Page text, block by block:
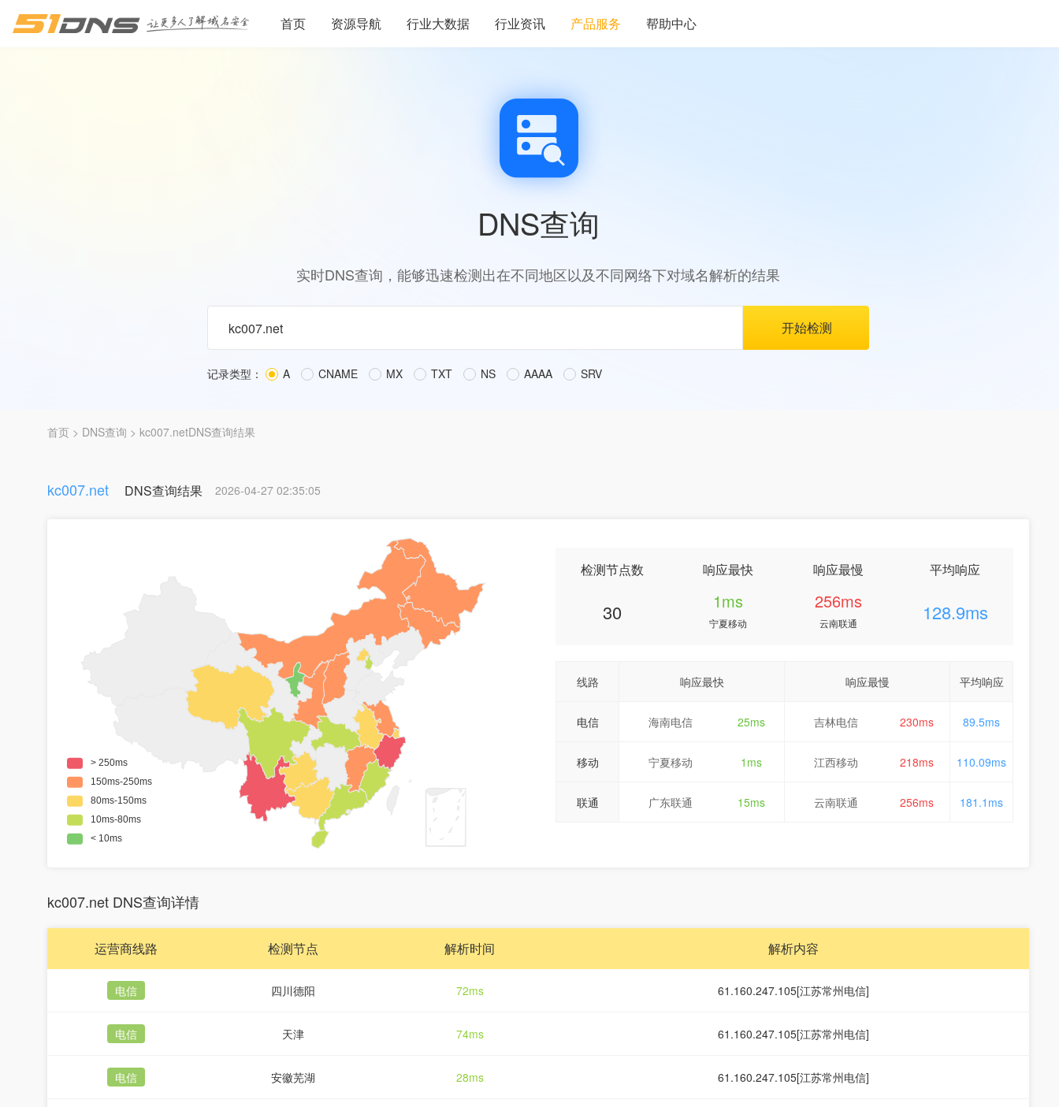
首页 资源导航 行业大数据 行业资讯 产品服务 帮助中心
DNS查询
实时DNS查询，能够迅速检测出在不同地区以及不同网络下对域名解析的结果
记录类型： A CNAME MX TXT NS AAAA SRV
首页 > DNS查询 > kc007.netDNS查询结果
kc007.net DNS查询结果 2026-04-27 02:35:05
检测节点数
30
响应最快
1ms
宁夏移动
响应最慢
256ms
云南联通
平均响应
128.9ms
线路 响应最快 响应最慢 平均响应
电信 海南电信 25ms 吉林电信 230ms 89.5ms
移动 宁夏移动 1ms 江西移动 218ms 110.09ms
联通 广东联通 15ms 云南联通 256ms 181.1ms
kc007.net DNS查询详情
运营商线路 检测节点 解析时间 解析内容
电信 四川德阳 72ms 61.160.247.105[江苏常州电信]
电信 天津 74ms 61.160.247.105[江苏常州电信]
电信 安徽芜湖 28ms 61.160.247.105[江苏常州电信]